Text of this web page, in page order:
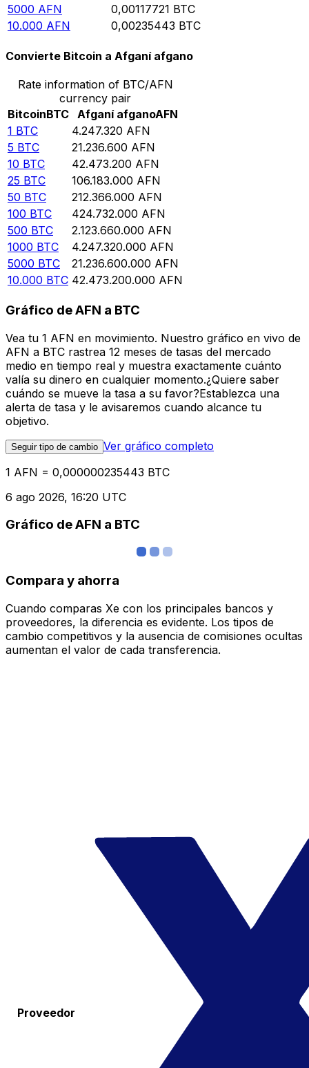
5000 AFN 0,00117721 BTC
10.000 AFN 0,00235443 BTC
Convierte Bitcoin a Afganí afgano
Rate information of BTC/AFN
currency pair
BitcoinBTC Afganí afganoAFN
1 BTC 4.247.320 AFN
5 BTC 21.236.600 AFN
10 BTC 42.473.200 AFN
25 BTC 106.183.000 AFN
50 BTC 212.366.000 AFN
100 BTC 424.732.000 AFN
500 BTC 2.123.660.000 AFN
1000 BTC 4.247.320.000 AFN
5000 BTC 21.236.600.000 AFN
10.000 BTC 42.473.200.000 AFN
Gráfico de AFN a BTC
Vea tu 1 AFN en movimiento. Nuestro gráfico en vivo de
AFN a BTC rastrea 12 meses de tasas del mercado
medio en tiempo real y muestra exactamente cuánto
valía su dinero en cualquier momento.¿Quiere saber
cuándo se mueve la tasa a su favor?Establezca una
alerta de tasa y le avisaremos cuando alcance tu
objetivo.
Seguir tipo de cambio Ver gráfico completo
1 AFN = 0,000000235443 BTC
6 ago 2026, 16:20 UTC
Gráfico de AFN a BTC
Compara y ahorra
Cuando comparas Xe con los principales bancos y
proveedores, la diferencia es evidente. Los tipos de
cambio competitivos y la ausencia de comisiones ocultas
aumentan el valor de cada transferencia.
Proveedor